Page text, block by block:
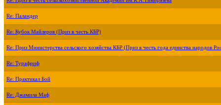
Re: Паландер
Re: Кубок Майлеров (Приз в честь КБР)
Re: Приз Министерства сельского хозяйства КБР (Приз в честь года единства народов
Re: Турафриф
Re: Практикал Бой
Re: Джамила Маф